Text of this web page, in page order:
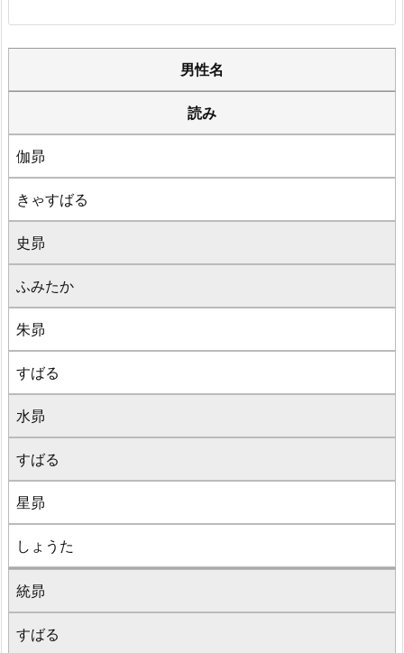
男性名
読み
伽昴
きゃすばる
史昴
ふみたか
朱昴
すばる
水昴
すばる
星昴
しょうた
統昴
すばる